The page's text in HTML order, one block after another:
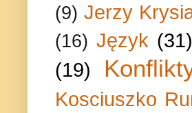
(9) Jerzy
(16) Język (31)
(19)
Kosciuszko